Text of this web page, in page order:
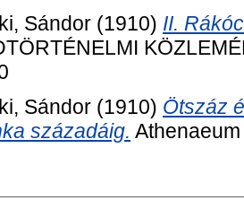
Sándor (1910) II.
Sándor (1910) Ötszáz
századáig.